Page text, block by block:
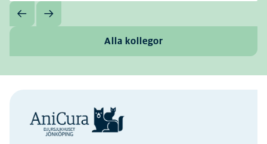
Alla kollegor